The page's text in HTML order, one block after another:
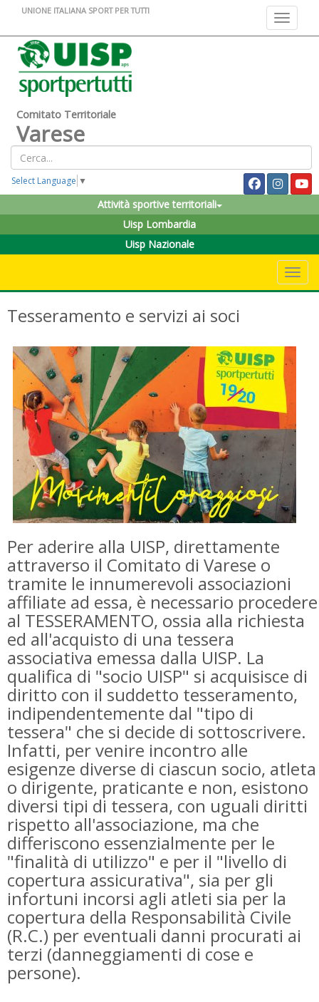
Toggle
UNIONE ITALIANA SPORT PER TUTTI
Comitato Territoriale
Varese
Select Language ▼
Attività sportive territoriali
Uisp Lombardia
Uisp Nazionale
Tesseramento e servizi ai soci
Per aderire alla UISP, direttamente
attraverso il Comitato di Varese o
tramite le innumerevoli associazioni
affiliate ad essa, è necessario procedere
al TESSERAMENTO, ossia alla richiesta
ed all'acquisto di una tessera
associativa emessa dalla UISP. La
qualifica di "socio UISP" si acquisisce di
diritto con il suddetto tesseramento,
indipendentemente dal "tipo di
tessera" che si decide di sottoscrivere.
Infatti, per venire incontro alle
esigenze diverse di ciascun socio, atleta
o dirigente, praticante e non, esistono
diversi tipi di tessera, con uguali diritti
rispetto all'associazione, ma che
differiscono essenzialmente per le
"finalità di utilizzo" e per il "livello di
copertura assicurativa", sia per gli
infortuni incorsi agli atleti sia per la
copertura della Responsabilità Civile
(R.C.) per eventuali danni procurati ai
terzi (danneggiamenti di cose e
persone).